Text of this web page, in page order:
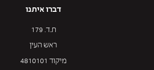
דברו איתנו
ת.ד. 179
ראש העין
מיקוד 4810101